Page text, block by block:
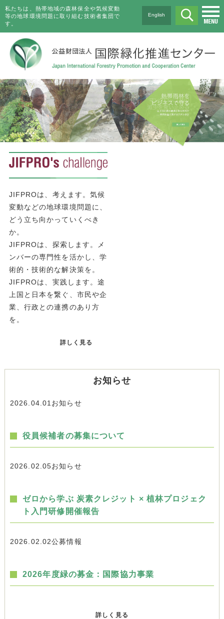
私たちは、熱帯地域の森林保全や気候変動
等の地球環境問題に取り組む技術者集団で
す。
English
JIFPROは、考えます。気候
変動などの地球環境問題に、
どう立ち向かっていくべき
か。
JIFPROは、探索します。メ
ンバーの専門性を活かし、学
術的・技術的な解決策を。
JIFPROは、実践します。途
上国と日本を繋ぐ、市民や企
業、行政との連携のあり方
を。
詳しく見る
お知らせ
2026.04.01 お知らせ
役員候補者の募集について
2026.02.05お知らせ
ゼロから学ぶ 炭素クレジット × 植林プロジェク
ト入門研修開催報告
2026.02.02公募情報
2026年度緑の募金：国際協力事業
詳しく見る